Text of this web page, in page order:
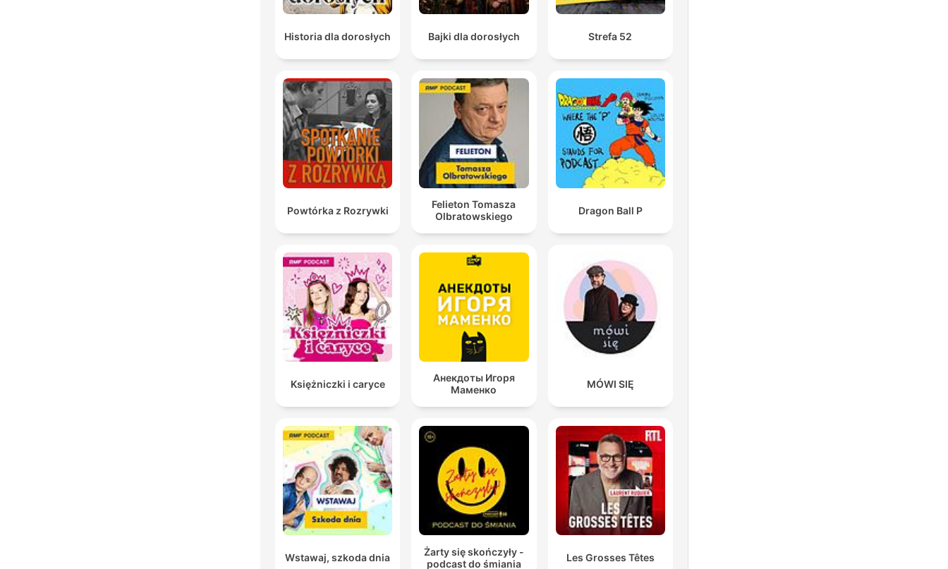
Historia dla dorosłych Bajki dla dorosłych Strefa 52
Powtórka z Rozrywki
Felieton Tomasza
Olbratowskiego
Dragon Ball P
Księżniczki i caryce
Анекдоты Игоря
Маменко
MÓWI SIĘ
Wstawaj, szkoda dnia
Żarty się skończyły -
podcast do śmiania
Les Grosses Têtes